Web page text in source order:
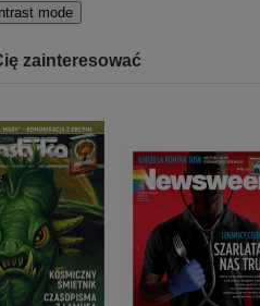
mode
zainteresować